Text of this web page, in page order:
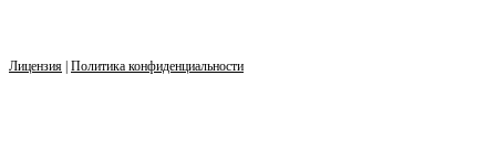
Лицензия | Политика конфиденциальности